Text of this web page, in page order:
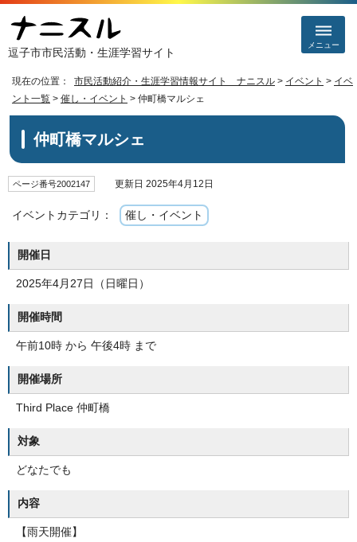
逗子市市民活動・生涯学習サイト
メニュー
現在の位置： 市民活動紹介・生涯学習情報サイト ナニスル > イベント > イベ
ント一覧 > 催し・イベント > 仲町橋マルシェ
仲町橋マルシェ
ページ番号2002147 更新日 2025年4月12日
イベントカテゴリ： 催し・イベント
開催日
2025年4月27日（日曜日）
開催時間
午前10時 から 午後4時 まで
開催場所
Third Place 仲町橋
対象
どなたでも
内容
【雨天開催】